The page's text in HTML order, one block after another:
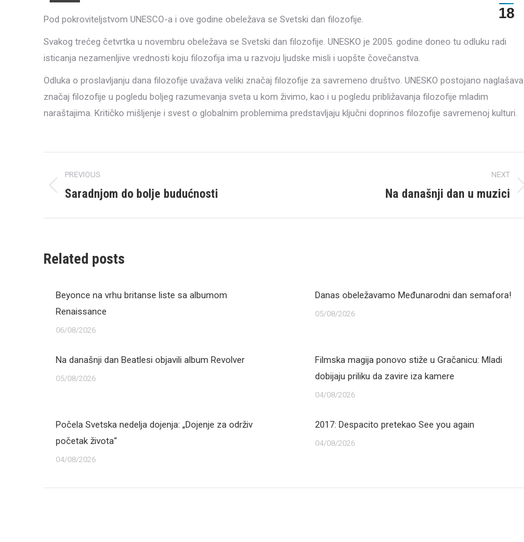
18
Pod pokroviteljstvom UNESCO-a i ove godine obeležava se Svetski dan filozofije.
Svakog trećeg četvrtka u novembru obeležava se Svetski dan filozofije. UNESKO je 2005. godine doneo tu odluku radi
isticanja nezamenljive vrednosti koju filozofija ima u razvoju ljudske misli i uopšte čovečanstva.
Odluka o proslavljanju dana filozofije uvažava veliki značaj filozofije za savremeno društvo. UNESKO postojano naglašava
značaj filozofije u pogledu boljeg razumevanja sveta u kom živimo, kao i u pogledu približavanja filozofije mladim
naraštajima. Kritičko mišljenje i svest o globalnim problemima predstavljaju ključni doprinos filozofije savremenoj kulturi.
navigation
PREVIOUS
Previous
Saradnjom do bolje budućnosti
NEXT
Na današnji dan u muzici
Related posts
Beyonce na vrhu britanse liste sa albumom
Renaissance
06/08/2026
Danas obeležavamo Međunarodni dan semafora!
05/08/2026
Na današnji dan Beatlesi objavili album Revolver
05/08/2026
Filmska magija ponovo stiže u Gračanicu: Mladi
dobijaju priliku da zavire iza kamere
04/08/2026
Počela Svetska nedelja dojenja: „Dojenje za održiv
početak života“
04/08/2026
2017: Despacito pretekao See you again
04/08/2026